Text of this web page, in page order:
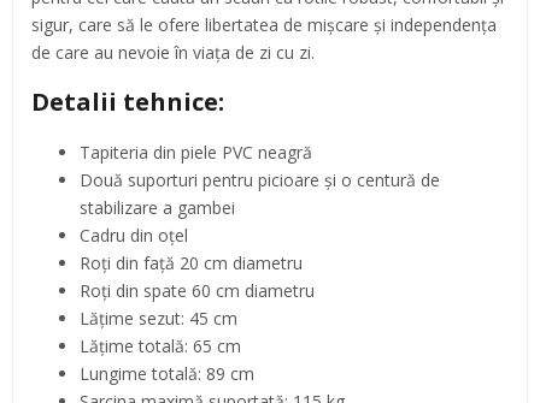
sigur, care să le ofere libertatea de mișcare și independența
de care au nevoie în viața de zi cu zi.
Detalii tehnice:
Tapiteria din piele PVC neagră
Două suporturi pentru picioare și o centură de
stabilizare a gambei
Cadru din oțel
Roți din față 20 cm diametru
Roți din spate 60 cm diametru
Lățime sezut: 45 cm
Lățime totală: 65 cm
Lungime totală: 89 cm